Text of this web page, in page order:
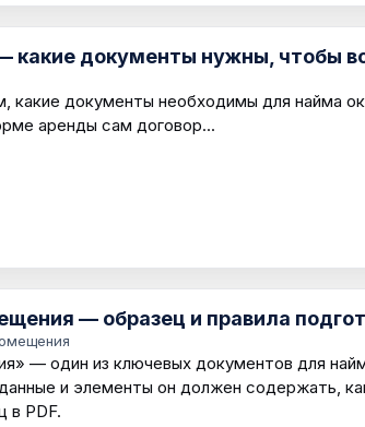
какие документы нужны, чтобы
какие документы необходимы для найма
аренды сам договор...
— образец и правила
— один из ключевых документов для
и элементы он должен содержать,
в PDF.